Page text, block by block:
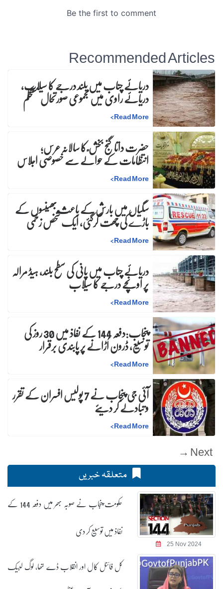
Recommended Articles
دریائے چناب میں بلند درجے کا سیلاب،
دریائے راوی میں مجموعی صورتحال مستحکم
Read More
>
حضرت داتا گنج بخش ؒ کا سالانہ عرس;
انتظامات کے حوالے سے خصوصی اجلاس
Read More
>
سگیاں میں بارش کے باعث بھینسوں کے
باڑے کی چھت گرگئی، ایک شخص زخمی
Read More
>
دریائے چناب میں پانی کی سطح بلند، ہیڈ مرالہ
پر اونچے درجے کا سیلاب
Read More
>
پنجاب:دفعہ 144 کے نفاذ میں 30 روز کیتوسیع، ڈرون اُڑانے پر پابندی برقرار
Read More
>
آئی جی پنجاب نے 7 پولیس افسران کے تقرر و تبادلے کر دیئے
Read More
>
Next →
متعلقہ خبریں
25 Nov 2024
حکومت پنجاب نے صوبہ بھر میں دفعہ 144 کے
نفاذ میں توسیع کر دی
کل فائنل کال اور انقلاب ڈے تھا، لوگ لبیک